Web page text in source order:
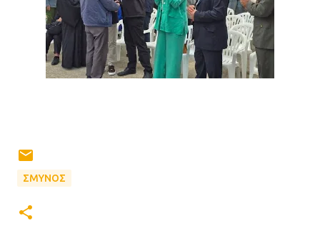
ΣΜΥΝΟΣ